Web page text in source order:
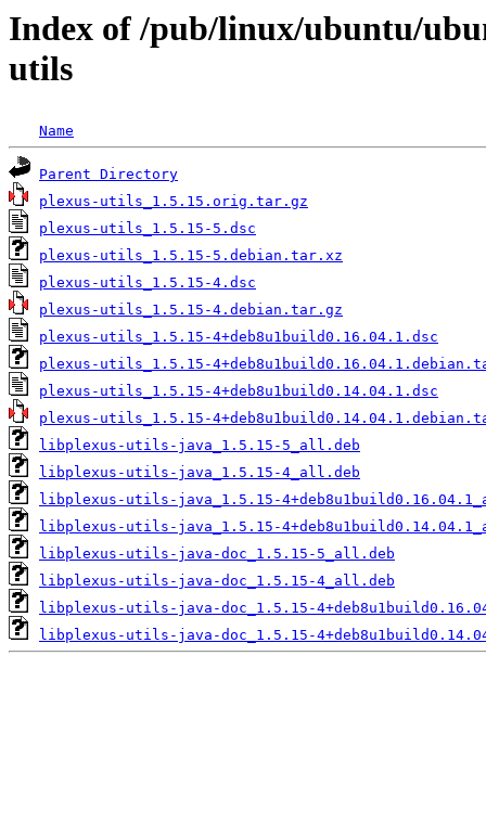
Index of /pub/linux/ubuntu/
utils
Name
Parent Directory
plexus-utils_1.5.15.orig.tar.gz
plexus-utils_1.5.15-5.dsc
plexus-utils_1.5.15-5.debian.tar.xz
plexus-utils_1.5.15-4.dsc
plexus-utils_1.5.15-4.debian.tar.gz
plexus-utils_1.5.15-4+deb8u1build0.16.04.1.dsc
plexus-utils_1.5.15-
plexus-utils_1.5.15-4+deb8u1build0.14.04.1.dsc
plexus-utils_1.5.15-
libplexus-utils-java_1.5.15-5_all.deb
libplexus-utils-java_1.5.15-4_all.deb
libplexus-utils-java_1.5.15-
libplexus-utils-java_1.5.15-
libplexus-utils-java-doc_1.5.15-5_all.deb
libplexus-utils-java-doc_1.5.15-4_all.deb
libplexus-utils-java-doc_1.5.15-
libplexus-utils-java-doc_1.5.15-